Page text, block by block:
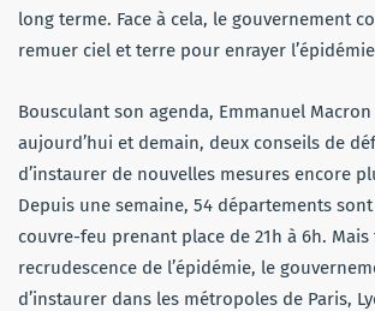
long terme. Face à cela, le gouvernement
remuer ciel et terre pour enrayer
Bousculant son agenda, Emmanuel
aujourd’hui et demain, deux conseils de
d’instaurer de nouvelles mesures encore
Depuis une semaine, 54 départements
couvre-feu prenant place de 21h à 6h. Mais
recrudescence de l’épidémie, le
d’instaurer dans les métropoles de Paris,